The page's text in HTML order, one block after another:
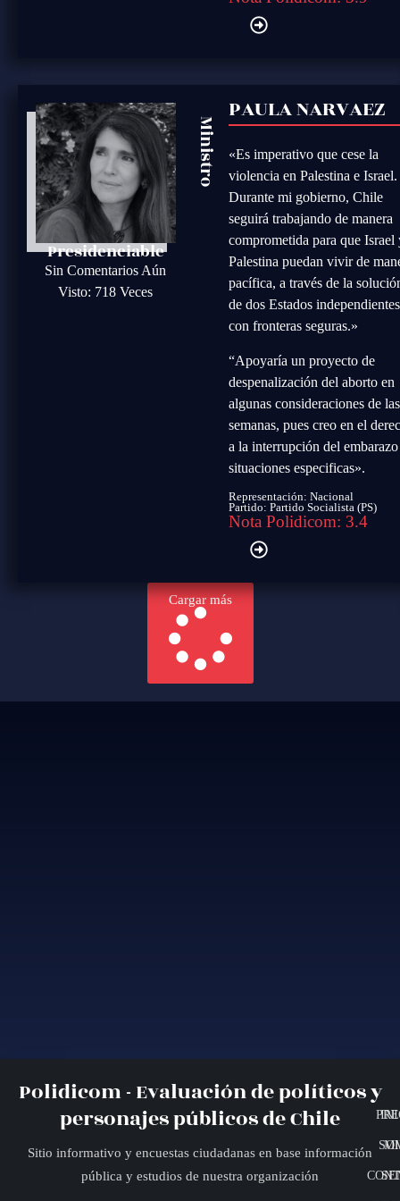
Presidenciable
Sin Comentarios Aún
Visto: 718 Veces
Ministro
PAULA NARVAEZ
«Es imperativo que cese la
violencia en Palestina e Israel.
Durante mi gobierno, Chile
seguirá trabajando de manera
comprometida para que Israel
Palestina puedan vivir de
pacífica, a través de la
de dos Estados independientes
con fronteras seguras.»
“Apoyaría un proyecto de
despenalización del aborto en
algunas consideraciones de las
semanas, pues creo en el
a la interrupción del
situaciones especificas».
Representación: Nacional
Partido:Partido Socialista (PS)
Nota Polidicom: 3.4
Cargar más
Polidicom - Evaluación de políticos y
personajes públicos de Chile
Sitio informativo y encuestas ciudadanas en base información
pública y estudios de nuestra organización